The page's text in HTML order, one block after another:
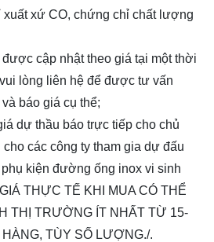
xứ CO, chứng chỉ chất lượng
cập nhật theo giá tại một thời
lòng liên hệ để được tư vấn
báo giá cụ thể;
dự thầu báo trực tiếp cho chủ
các công ty tham gia dự đấu
kiện đường ống inox vi sinh
THỰC TẾ KHI MUA CÓ THỂ
THỊ TRƯỜNG ÍT NHẤT TỪ 15-
TÙY SỐ LƯỢNG./.